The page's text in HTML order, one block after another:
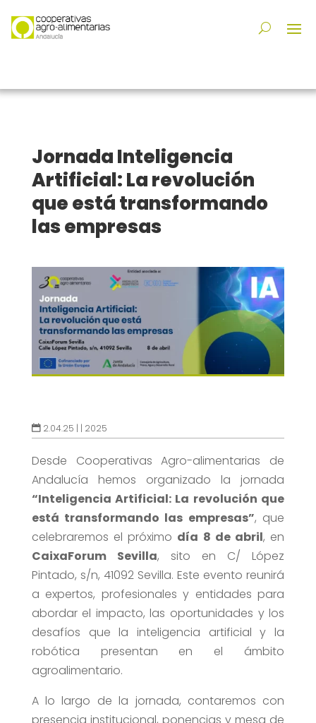
Jornada Inteligencia
Artificial: La revolución
que está transformando
las empresas
2.04.25 | | 2025
Desde Cooperativas Agro-alimentarias de
Andalucía hemos organizado la jornada
“Inteligencia Artificial: La revolución que
está transformando las empresas”, que
celebraremos el próximo día 8 de abril, en
CaixaForum Sevilla, sito en C/ López
Pintado, s/n, 41092 Sevilla. Este evento reunirá
a expertos, profesionales y entidades para
abordar el impacto, las oportunidades y los
desafíos que la inteligencia artificial y la
robótica presentan en el ámbito
agroalimentario.
A lo largo de la jornada, contaremos con
presencia institucional, ponencias y mesa de